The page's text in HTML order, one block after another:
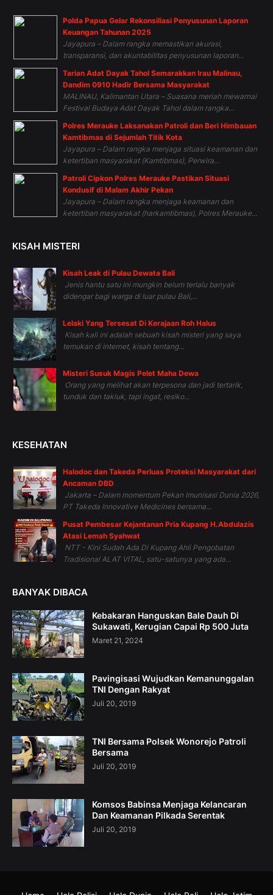
Polda Papua Gelar Rekonsiliasi Penyusunan Laporan
Keuangan Tahunan 2025
Jayapura – Dalam rangka memastikan akurasi,
transparansi, dan akuntabilitas penyusunan laporan...
Tarian Adat Dayak Tahol Semarakkan Irau Malinau,
Dandim 0910 Hadir Bersama Masyarakat
MALINAU, Kalimantan Utara – Suasana meriah mewarnai
Festival Budaya Adat Dayak Tahol dalam rangka...
Polres Merauke Laksanakan Patroli dan Beri Himbauan
Kamtibmas di Sejumlah Titik Kota
Jayapura – Dalam rangka menjaga situasi keamanan dan
ketertiban masyarakat (Kamtibmas), Perwira...
Patroli Cipkon Polres Merauke Pastikan Situasi
Kondusif di Malam Akhir Pekan
Jayapura – Dalam rangka menjaga keamanan dan
ketertiban masyarakat (harkamtibmas), Polres Merauke...
KISAH MISTERI
Kisah Leak di Pulau Dewata Bali
Jenis hantu satu ini mungkin belum terlalu banyak
didengar bagi warga di luar pulau Bali,...
Lelaki Yang Tersesat Di Kerajaan Roh Halus
Kisah kali ini adalah sebuah kisah misteri yang saya
temukan di internet, kisah tentang...
Misteri Susuk Magis Pelet Maha Dewa
Orang yang melihat akan terpesona dan jadi tertarik,
tunduk dan takluk, tapi ingat, resiko...
KESEHATAN
Halodoc dan Takeda Perluas Proteksi Masyarakat dari
Ancaman DBD
Jakarta – Dalam momentum Pekan Imunisasi Dunia 2026,
PT Takeda Innovative Medicines bersama...
Pusat Pembesar Kejantanan Pria Kupang H.Abdulazis
Atasi Lemah Syahwat
NTT - Kini Sudah Ada Di Kupang Ahli Pengobatan
Tradisional ALAT VITAL, satu-satunya yang ada...
BANYAK DIBACA
Kebakaran Hanguskan Bale Dauh Di
Sukawati, Kerugian Capai Rp 500 Juta
Maret 21, 2024
Pavingisasi Wujudkan Kemanunggalan
TNI Dengan Rakyat
Juli 20, 2019
TNI Bersama Polsek Wonorejo Patroli
Bersama
Juli 20, 2019
Komsos Babinsa Menjaga Kelancaran
Dan Keamanan Pilkada Serentak
Juli 20, 2019